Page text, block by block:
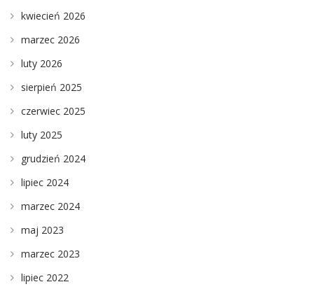
kwiecień 2026
marzec 2026
luty 2026
sierpień 2025
czerwiec 2025
luty 2025
grudzień 2024
lipiec 2024
marzec 2024
maj 2023
marzec 2023
lipiec 2022